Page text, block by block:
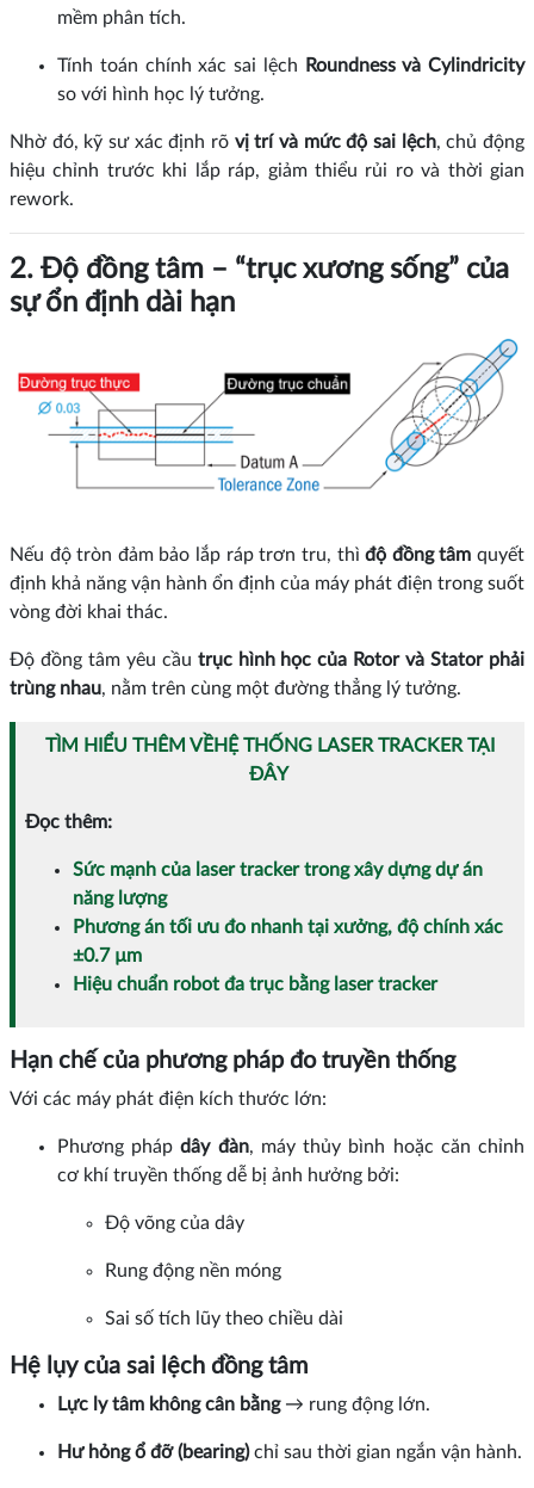
mềm phân tích.
Tính toán chính xác sai lệch
Roundness và Cylindricity
so với hình học lý tưởng.
Nhờ đó, kỹ sư xác định rõ vị trí và mức độ sai lệch, chủ động
hiệu chỉnh trước khi lắp ráp, giảm thiểu rủi ro và thời gian
rework.
2. Độ đồng tâm – “trục xương sống” của
sự ổn định dài hạn
Nếu độ tròn đảm bảo lắp ráp trơn tru, thìđộ đồng tâm quyết
định khả năng vận hành ổn định của máy phát điện trong suốt
vòng đời khai thác.
Độ đồng tâm yêu cầu trục hình học của Rotor và Stator phải
trùng nhau, nằm trên cùng một đường thẳng lý tưởng.
TÌM HIỂU THÊM VỀHỆ THỐNG LASER TRACKER TẠI
ĐÂY
Đọc thêm:
Sức mạnh của laser tracker trong xây dựng dự án
năng lượng
Phương án tối ưu đo nhanh tại xưởng, độ chính xác
±0.7 µm
Hiệu chuẩn robot đa trục bằng laser tracker
Hạn chế của phương pháp đo truyền thống
Với các máy phát điện kích thước lớn:
Phương phápdây đàn, máy thủy bình hoặc căn chỉnh
cơ khí truyền thống dễ bị ảnh hưởng bởi:
Độ võng của dây
Rung động nền móng
Sai số tích lũy theo chiều dài
Hệ lụy của sai lệch đồng tâm
Lực ly tâm không cân bằng→ rung động lớn.
Hư hỏng ổ đỡ (bearing)chỉ sau thời gian ngắn vận hành.